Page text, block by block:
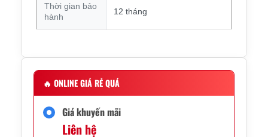
Thời gian bảo
hành
12 tháng
🔥 ONLINE GIÁ RẺ QUÁ
Giá khuyến mãi
Liên hệ